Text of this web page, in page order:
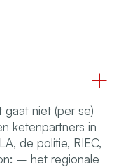
gaat niet (per se)
ketenpartners in
de politie, RIEC,
– het regionale